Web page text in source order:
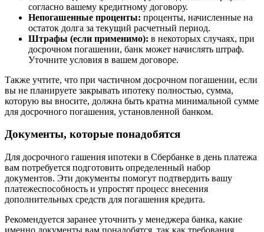
согласно вашему кредитному договору.
Непогашенные проценты: проценты, начисленные на
остаток долга за текущий расчетный период.
Штрафы (если применимо): в некоторых случаях, при
досрочном погашении, банк может начислять штраф.
Уточните условия в вашем договоре.
Также учтите, что при частичном досрочном погашении, если
вы не планируете закрывать ипотеку полностью, сумма,
которую вы вносите, должна быть кратна минимальной сумме
для досрочного погашения, установленной банком.
Документы, которые понадобятся
Для досрочного гашения ипотеки в Сбербанке в день платежа
вам потребуется подготовить определенный набор
документов. Эти документы помогут подтвердить вашу
платежеспособность и упростят процесс внесения
дополнительных средств для погашения кредита.
Рекомендуется заранее уточнить у менеджера банка, какие